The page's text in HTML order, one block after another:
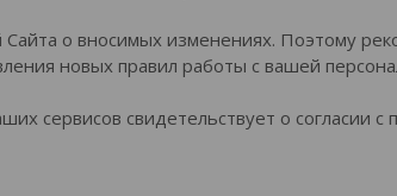
о вносимых изменениях. Поэтому
новых правил работы с вашей
сервисов свидетельствует о согласии